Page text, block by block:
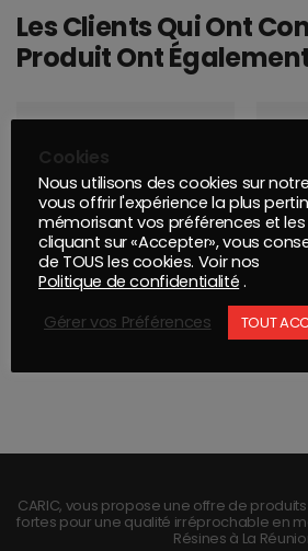
Les Clients Qui Ont
Produit Ont
CARIC, vous propose une offre de
fortes pour une qualité irréprochable en
Résines à La
Cookies
Nous utilisons des cookies sur
vous offrir l'expérience la plus
mémorisant vos préférences et les
cliquant sur «Accepter», vous
de TOUS les cookies. Voir nos
Politique de confidentialité .
Gérer vos Préférences
TOUT